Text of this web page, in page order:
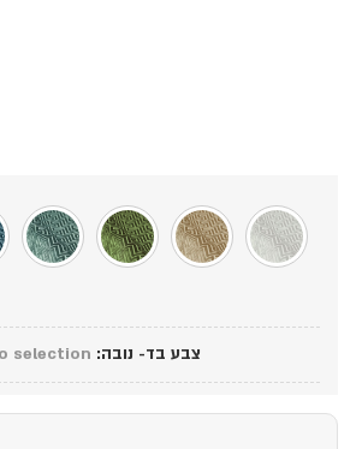
צבע בד- נובה:
selection